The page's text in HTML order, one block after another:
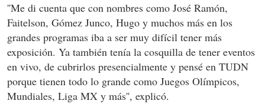
''Me di cuenta que con nombres como José Ramón,
Faitelson, Gómez Junco, Hugo y muchos más en los
grandes programas iba a ser muy difícil tener más
exposición. Ya también tenía la cosquilla de tener eventos
en vivo, de cubrirlos presencialmente y pensé en TUDN
porque tienen todo lo grande como Juegos Olímpicos,
Mundiales, Liga MX y más'', explicó.